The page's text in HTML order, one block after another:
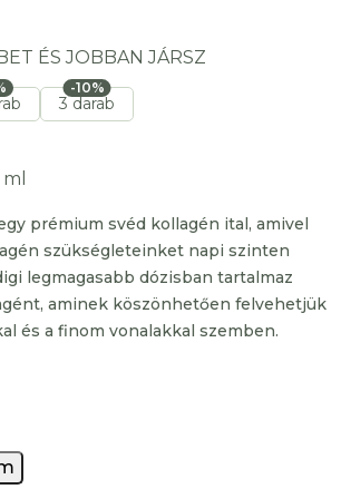
ÉS JOBBAN JÁRSZ
3 darab
-10%
prémium svéd kollagén ital, amivel
szükségleteinket napi szinten
legmagasabb dózisban tartalmaz
aminek köszönhetően felvehetjük
és a finom vonalakkal szemben.